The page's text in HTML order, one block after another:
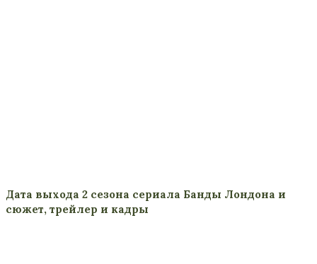
Дата выхода 2 сезона сериала Банды Лондона и
сюжет, трейлер и кадры